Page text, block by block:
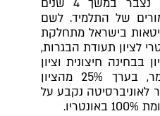
בעת קבלה לאוניברסיטה נצבר במשך 4 שנים
של התלמיד. לשם
בישראל מתחלקת
לציון תעודת הבגרות,
חיצונית וציון
המגן שנותן המורה. כלומר, בערך 25% מהציון
נקבע על